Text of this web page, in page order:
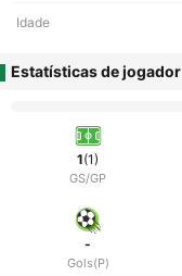
Idade
Estatísticas de jogador
1(1)
GS/GP
-
Gols(P)